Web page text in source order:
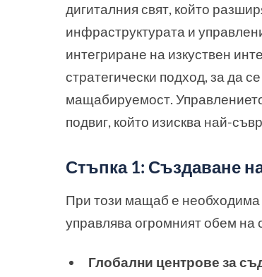
дигиталния свят, който
инфраструктурата и
интегриране на изкуствен
стратегически подход, за да
мащабируемост.
подвиг, който изисква най-
Стъпка 1: Създаване
При този мащаб е необходима
управлява огромният обем на
Глобални центрове за